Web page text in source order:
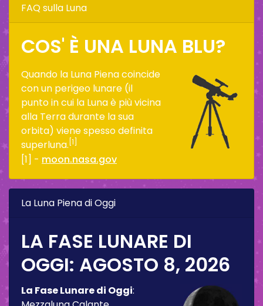
FAQ sulla Luna
COS' È UNA LUNA BLU?
Quando la Luna Piena coincide
con un perigeo lunare (il
punto in cui la Luna è più vicina
alla Terra durante la sua
orbita) viene spesso definita
superluna. [1]
[1] - moon.nasa.gov
La Luna Piena di Oggi
LA FASE LUNARE DI
OGGI: AGOSTO 8, 2026
La Fase Lunare di Oggi: